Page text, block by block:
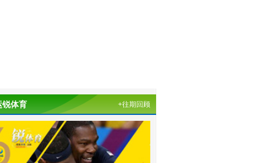
锐体育 +往期回顾